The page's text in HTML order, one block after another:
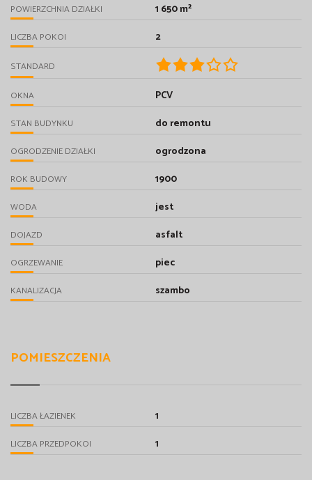
POWIERZCHNIA DZIAŁKI 1 650 m²
LICZBA POKOI 2
STANDARD
OKNA PCV
STAN BUDYNKU do remontu
OGRODZENIE DZIAŁKI ogrodzona
ROK BUDOWY 1900
WODA jest
DOJAZD asfalt
OGRZEWANIE piec
KANALIZACJA szambo
POMIESZCZENIA
LICZBA ŁAZIENEK 1
LICZBA PRZEDPOKOI 1